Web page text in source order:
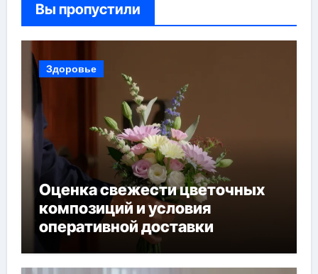
Вы пропустили
Здоровье
Оценка свежести цветочных
композиций и условия
оперативной доставки